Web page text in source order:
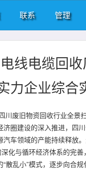
联系 管理
线电缆回
力企业综合
川废旧物资回收行业全景
济圈建设的深入推进，四
汽车领域的产能持续释放
深化与循环经济体系的完
散乱小”模式，逐步向合